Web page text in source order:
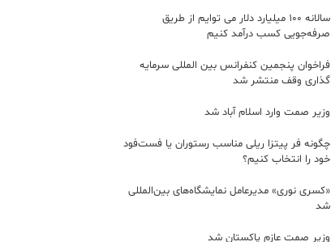
سالانه ۱۰۰ میلیارد دلار می توایم از طریق
صرفه‌جویی کسب درآمد کنیم
فراخوان پنجمین کنفرانس بین المللی سرمایه
گذاری وقف منتشر شد
وزیر صمت وارد اسلام آباد شد
چگونه فر پیتزا ریلی مناسب رستوران یا فست‌فود
خود را انتخاب کنیم؟
«کسری نوری» مدیرعامل نمایشگاه‌های بین‌المللی
شد
وزیر صمت عازم پاکستان شد